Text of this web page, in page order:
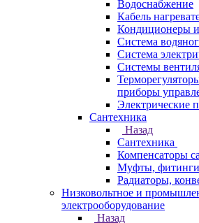
Водоснабжение
Кабель
Кондиционеры и
Система
Система
Системы
приборы
Электрические
Сантехника
Назад
Сантехника
Компенсаторы
Муфты, фитинги
Радиаторы,
Низковольтное и
электрооборудование
Назад